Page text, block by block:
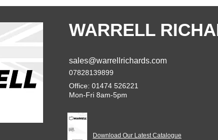
WARRELL
sales@warrellrichards.com
07828139899
Office: 01474 526221
Mon-Fri 8am-5pm
Download Our Latest Catalogue